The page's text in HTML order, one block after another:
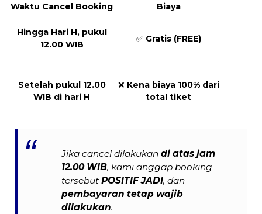
Waktu Cancel Booking
Biaya
Hingga Hari H, pukul
12.00 WIB
✅ Gratis (FREE)
Setelah pukul 12.00
WIB di hari H
❌ Kena biaya 100% dari
total tiket
Jika cancel dilakukandi atas jam
12.00 WIB, kami anggap booking
tersebutPOSITIF JADI, dan
pembayaran tetap wajib
dilakukan.